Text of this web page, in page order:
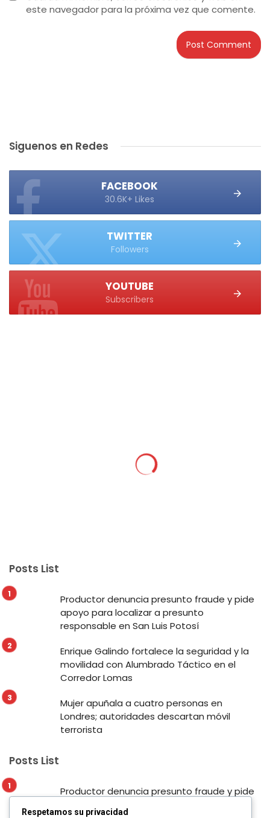
este navegador para la próxima vez que comente.
Siguenos en Redes
FACEBOOK
30.6K+ Likes
TWITTER
Followers
YOUTUBE
Subscribers
Posts List
Productor denuncia presunto fraude y pide
apoyo para localizar a presunto
responsable en San Luis Potosí
Enrique Galindo fortalece la seguridad y la
movilidad con Alumbrado Táctico en el
Corredor Lomas
Mujer apuñala a cuatro personas en
Londres; autoridades descartan móvil
terrorista
Posts List
Productor denuncia presunto fraude y pide
Respetamos su privacidad